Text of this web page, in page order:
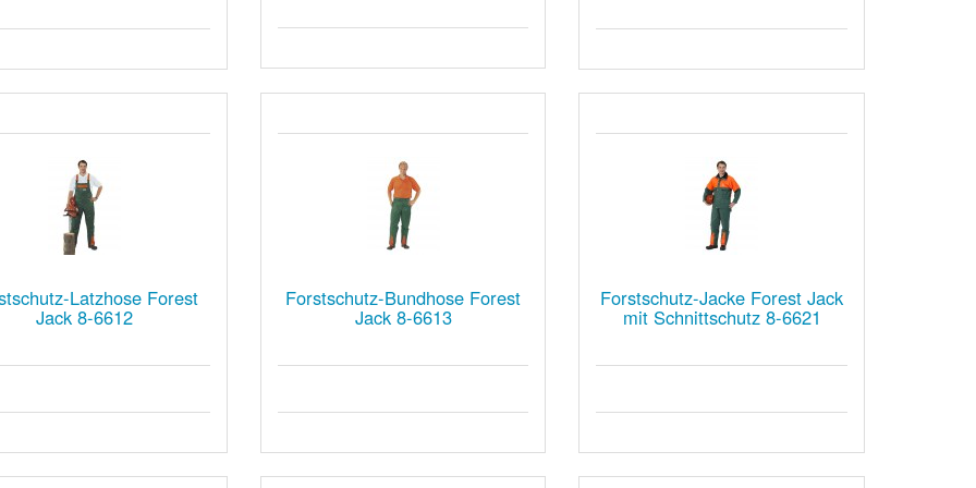
Latzhose Forest
Jack 8-6612
Forstschutz-Bundhose Forest
Jack 8-6613
Forstschutz-Jacke Forest Jack
mit Schnittschutz 8-6621